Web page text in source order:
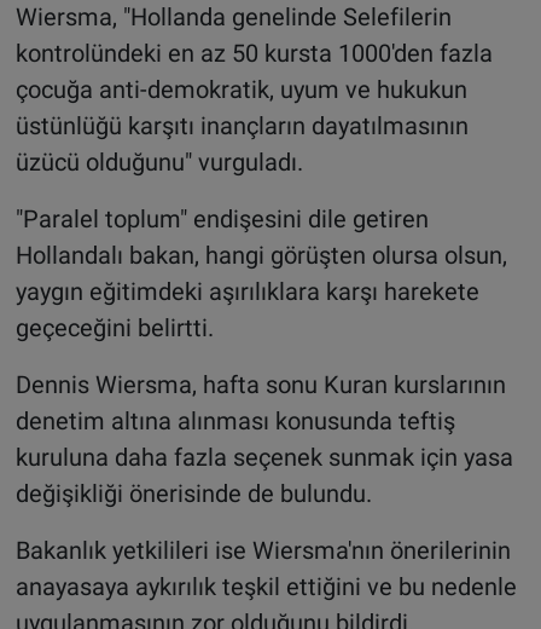
Wiersma, "Hollanda genelinde Selefilerin
kontrolündeki en az 50 kursta 1000'den fazla
çocuğa anti-demokratik, uyum ve hukukun
üstünlüğü karşıtı inançların dayatılmasının
üzücü olduğunu" vurguladı.
"Paralel toplum" endişesini dile getiren
Hollandalı bakan, hangi görüşten olursa olsun,
yaygın eğitimdeki aşırılıklara karşı harekete
geçeceğini belirtti.
Dennis Wiersma, hafta sonu Kuran kurslarının
denetim altına alınması konusunda teftiş
kuruluna daha fazla seçenek sunmak için yasa
değişikliği önerisinde de bulundu.
Bakanlık yetkilileri ise Wiersma'nın önerilerinin
anayasaya aykırılık teşkil ettiğini ve bu nedenle
uygulanmasının zor olduğunu bildirdi.